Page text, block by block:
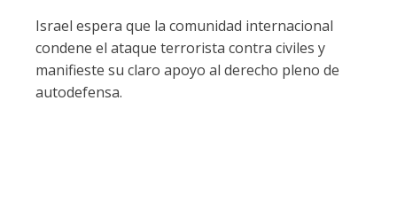
Israel espera que la comunidad internacional
condene el ataque terrorista contra civiles y
manifieste su claro apoyo al derecho pleno de
autodefensa.